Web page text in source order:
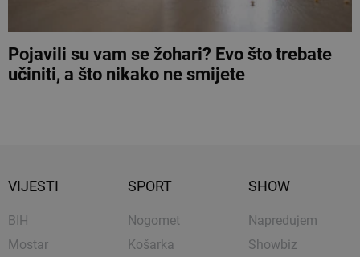
Pojavili su vam se žohari? Evo što trebate
učiniti, a što nikako ne smijete
VIJESTI
BIH
Mostar
SPORT
Nogomet
Košarka
SHOW
Napredujem
Showbiz